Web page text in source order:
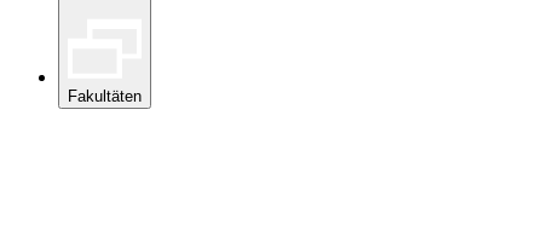
Fakultäten